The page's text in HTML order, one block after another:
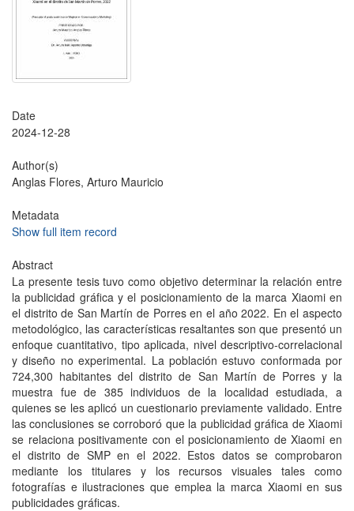
Date
2024-12-28
Author(s)
Anglas Flores, Arturo Mauricio
Metadata
Show full item record
Abstract
La presente tesis tuvo como objetivo determinar la relación entre
la publicidad gráfica y el posicionamiento de la marca Xiaomi en
el distrito de San Martín de Porres en el año 2022. En el aspecto
metodológico, las características resaltantes son que presentó un
enfoque cuantitativo, tipo aplicada, nivel descriptivo-correlacional
y diseño no experimental. La población estuvo conformada por
724,300 habitantes del distrito de San Martín de Porres y la
muestra fue de 385 individuos de la localidad estudiada, a
quienes se les aplicó un cuestionario previamente validado. Entre
las conclusiones se corroboró que la publicidad gráfica de Xiaomi
se relaciona positivamente con el posicionamiento de Xiaomi en
el distrito de SMP en el 2022. Estos datos se comprobaron
mediante los titulares y los recursos visuales tales como
fotografías e ilustraciones que emplea la marca Xiaomi en sus
publicidades gráficas.